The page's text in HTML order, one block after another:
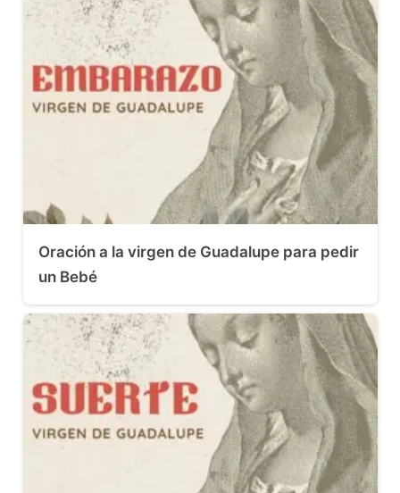
Oración a la virgen de Guadalupe para pedir
un Bebé